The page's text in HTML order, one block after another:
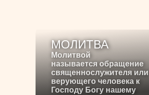
МОЛИТВА
Молитвой
называется обращение
священнослужителя или
верующего человека к
Господу Богу нашему